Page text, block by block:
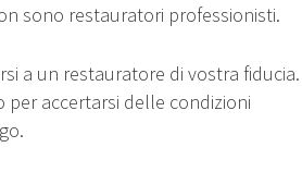
sono restauratori professionisti.
a un restauratore di vostra fiducia.
per accertarsi delle condizioni